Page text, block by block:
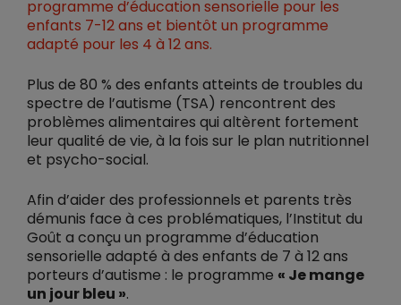
programme d’éducation sensorielle pour les
enfants 7-12 ans et bientôt un programme
adapté pour les 4 à 12 ans.
Plus de 80 % des enfants atteints de troubles du
spectre de l’autisme (TSA) rencontrent des
problèmes alimentaires qui altèrent fortement
leur qualité de vie, à la fois sur le plan nutritionnel
et psycho-social.
Afin d’aider des professionnels et parents très
démunis face à ces problématiques, l’Institut du
Goût a conçu un programme d’éducation
sensorielle adapté à des enfants de 7 à 12 ans
porteurs d’autisme : le programme « Je mange
un jour bleu ».